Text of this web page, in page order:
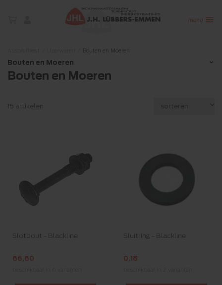
menu 
Bouten en Moeren
Bouten en Moeren
Bouten en Moeren
15 artikelen
Slotbout - Blackline
66,60
Sluitring - Blackline
0,18